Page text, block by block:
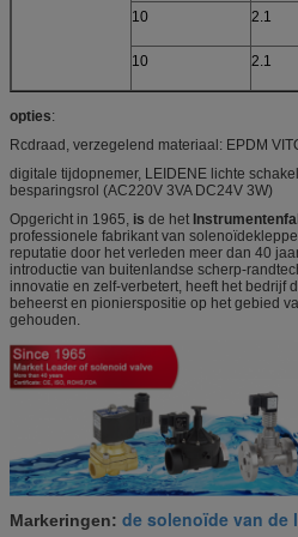
10
2.1
10 2.1
opties:
Rcdraad, verzegelend materiaal: EPDM
digitale tijdopnemer, LEIDENE lichte
besparingsrol (AC220V 3VA DC24V 3W)
Opgericht in 1965, is de het
professionele fabrikant van
reputatie door het verleden meer dan 40
introductie van buitenlandse scherp-
innovatie en zelf-verbetert, heeft het bedrijf
beheerst en pionierspositie op het gebied
gehouden.
Markeringen: de solenoïde van de